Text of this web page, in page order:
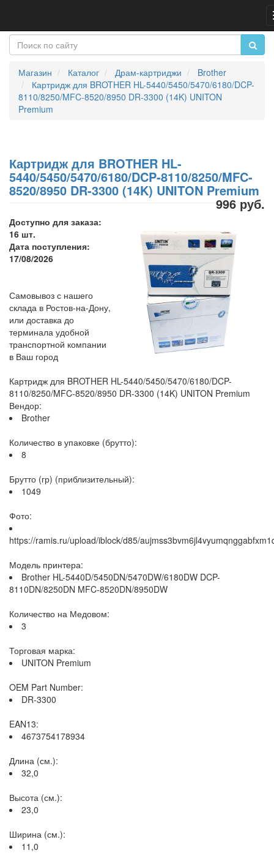
Магазин Каталог Драм-картриджи
Brother
Картридж для BROTHER HL-5440/5450/5470/6180/DCP-
8110/8250/MFC-8520/8950 DR-3300 (14K) UNITON
Premium
Картридж для BROTHER HL-
5440/5450/5470/6180/DCP-8110/8250/MFC-
8520/8950 DR-3300 (14K) UNITON Premium
996 руб.
Доступно для заказа:
16 шт.
Дата поступления:
17/08/2026
Самовывоз с нашего
склада в Ростов-на-Дону,
или доставка до
терминала удобной
транспортной компании
в Ваш город
Картридж для BROTHER HL-5440/5450/5470/6180/DCP-
8110/8250/MFC-8520/8950 DR-3300 (14K) UNITON Premium
Вендор:
Brother
Количество в упаковке (брутто):
8
Брутто (гр) (приблизительный):
1049
Фото:
https://ramis.ru/upload/iblock/d85/
Модель принтера:
Brother HL-5440D/5450DN/5470DW/6180DW DCP-
8110DN/8250DN MFC-8520DN/8950DW
Количество на Медовом:
3
Торговая марка:
UNITON Premium
OEM Part Number:
DR-3300
EAN13:
4673754178934
Длина (см.):
32,0
Высота (см.):
23,0
Ширина (см.):
11,0